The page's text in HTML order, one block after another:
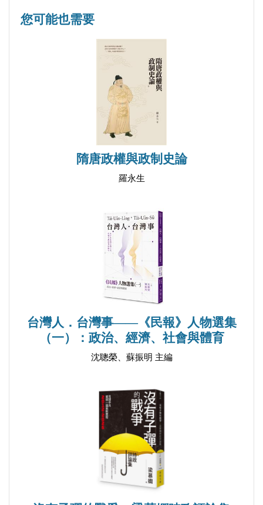
Beyond his financial pursuits, Chin is a staunch advocate
enactment of the National Security Law (NSL) in Hong
Kong in 2020, he actively maintains and operates a
global social media platform, continuing to share the
authentic Hong Kong story.
Chin's ongoing projects include the Global Prayer
Movement for Hong Kong and the World Hong Kong
Forum. He is a Fellow of the Canadian Securities
study of Speech Communication at the University of
Minnesota, and he received his MBA from the
YouTube@EdChinWorld
香港已沒兩制，仍講馬照跑？
港共表忠，民主國家不可裝睡
一年已巨變，何況已三年？
港股變天，勇氣不滅
高機率投資，尋獲利之道
世界的香港，最後守護者
香港有燶味，這個夏天螞蟻搬家
香港笑不出，七一好安靜
獄中贈畫，人間有情
香港被清洗，政敵被死亡
一國兩制還可捍衛？
APEC 峰會，世界在看
年尾收爐，命運在手
香港大崩壞，自由價更高
您可能也需要
隋唐政權與政制史論
羅永生
台灣人．台灣事——《民報》人物選集
（一）：政治、經濟、社會與體育
沈聰榮、蘇振明 主編